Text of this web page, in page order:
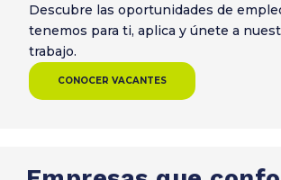
Descubre las oportunidades de
tenemos para ti, aplica y únete a
trabajo.
CONOCER VACANTES